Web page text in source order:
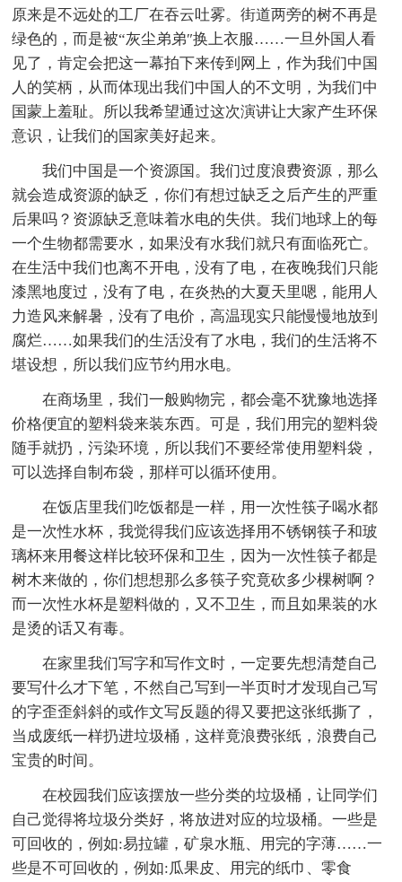
原来是不远处的工厂在吞云吐雾。街道两旁的树不再是
绿色的，而是被“灰尘弟弟″换上衣服……一旦外国人看
见了，肯定会把这一幕拍下来传到网上，作为我们中国
人的笑柄，从而体现出我们中国人的不文明，为我们中
国蒙上羞耻。所以我希望通过这次演讲让大家产生环保
意识，让我们的国家美好起来。
我们中国是一个资源国。我们过度浪费资源，那么
就会造成资源的缺乏，你们有想过缺乏之后产生的严重
后果吗？资源缺乏意味着水电的失供。我们地球上的每
一个生物都需要水，如果没有水我们就只有面临死亡。
在生活中我们也离不开电，没有了电，在夜晚我们只能
漆黑地度过，没有了电，在炎热的大夏天里嗯，能用人
力造风来解暑，没有了电价，高温现实只能慢慢地放到
腐烂……如果我们的生活没有了水电，我们的生活将不
堪设想，所以我们应节约用水电。
在商场里，我们一般购物完，都会毫不犹豫地选择
价格便宜的塑料袋来装东西。可是，我们用完的塑料袋
随手就扔，污染环境，所以我们不要经常使用塑料袋，
可以选择自制布袋，那样可以循环使用。
在饭店里我们吃饭都是一样，用一次性筷子喝水都
是一次性水杯，我觉得我们应该选择用不锈钢筷子和玻
璃杯来用餐这样比较环保和卫生，因为一次性筷子都是
树木来做的，你们想想那么多筷子究竟砍多少棵树啊？
而一次性水杯是塑料做的，又不卫生，而且如果装的水
是烫的话又有毒。
在家里我们写字和写作文时，一定要先想清楚自己
要写什么才下笔，不然自己写到一半页时才发现自己写
的字歪歪斜斜的或作文写反题的得又要把这张纸撕了，
当成废纸一样扔进垃圾桶，这样竟浪费张纸，浪费自己
宝贵的时间。
在校园我们应该摆放一些分类的垃圾桶，让同学们
自己觉得将垃圾分类好，将放进对应的垃圾桶。一些是
可回收的，例如:易拉罐，矿泉水瓶、用完的字薄……一
些是不可回收的，例如:瓜果皮、用完的纸巾、零食